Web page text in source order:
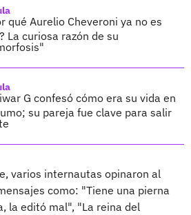
qué Aurelio Cheveroni ya no es
La curiosa razón de su
G confesó cómo era su vida en
su pareja fue clave para salir
varios internautas opinaron al
como: "Tiene una pierna
la editó mal", "La reina del